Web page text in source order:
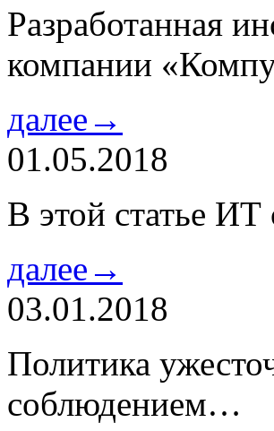
Разработанная
компании
далее→
01.05.2018
В этой статье
далее→
03.01.2018
Политика
соблюдением…